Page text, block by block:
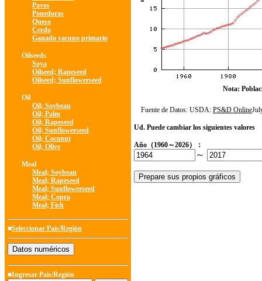
Pavos
Ponedoras
Queso
Cerdo
Ganado vacuno primario
Oilseeds
Soya
Oilseed; Rapeseed
Oilseed; Sunflowerseed
Oil
Oil; Soybean
Oil; Palm
Oil; Rapeseed
Oil; Sunflowerseed
Oil; Coconut
Oil; Olive
Meal
Meal; Soybean
Meal; Rapeseed
Meal; Sunflowerseed
Meal; Copra
Meal; Fish
■Seleccionar País/Región
■Ingresar País/Región
Nota:
Fuente de Datos: USDA: PS&D Online
Ud. Puede cambiar los siguientes valores
Año（1960～2026）：
～